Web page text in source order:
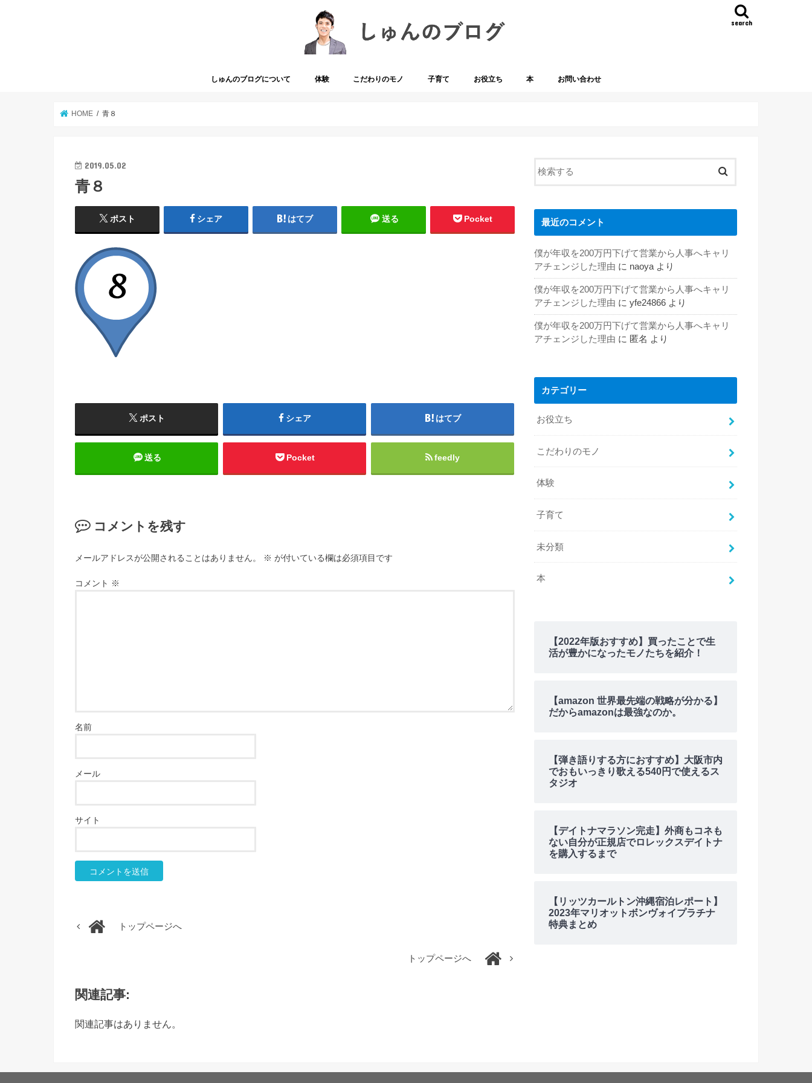
search
しゅんのブログについて 体験 こだわりのモノ 子育て お役立ち 本 お問い合わせ
HOME 青８
2019.05.02
青８
ポスト シェア はてブ 送る Pocket
ポスト シェア はてブ
送る Pocket feedly
コメントを残す
メールアドレスが公開されることはありません。 ※ が付いている欄は必須項目です
コメント ※
名前
メール
サイト
トップページへ
トップページへ
関連記事:
関連記事はありません。
最近のコメント
僕が年収を200万円下げて営業から人事へキャリ
アチェンジした理由 に naoyaより
僕が年収を200万円下げて営業から人事へキャリ
アチェンジした理由 に yfe24866 より
僕が年収を200万円下げて営業から人事へキャリ
アチェンジした理由 に 匿名 より
カテゴリー
お役立ち
こだわりのモノ
体験
子育て
未分類
本
【2022年版おすすめ】買ったことで生
活が豊かになったモノたちを紹介！
【amazon 世界最先端の戦略が分かる】
だからamazonは最強なのか。
【弾き語りする方におすすめ】大阪市内
でおもいっきり歌える540円で使えるス
タジオ
【デイトナマラソン完走】外商もコネも
ない自分が正規店でロレックスデイトナ
を購入するまで
【リッツカールトン沖縄宿泊レポート】
2023年マリオットボンヴォイプラチナ
特典まとめ